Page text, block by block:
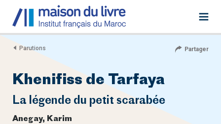
Parutions Partager
Khenifiss de Tarfaya
La légende du petit scarabée
Anegay, Karim